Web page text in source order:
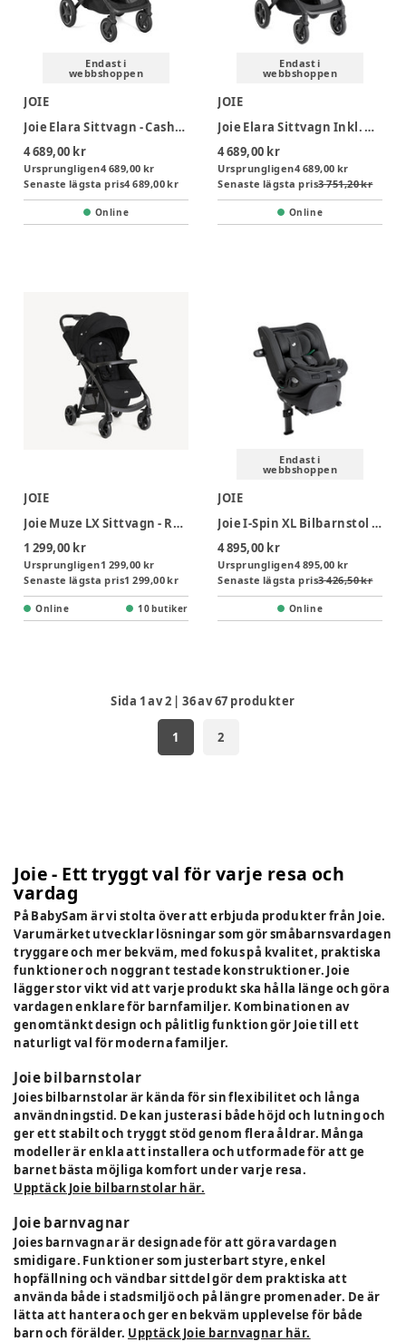
Endast i
webbshoppen
JOIE
Joie Elara Sittvagn - Cashew
4 689,00 kr
Ursprungligen4 689,00 kr
Senaste lägsta pris4 689,00 kr
Online
Endast i
webbshoppen
JOIE
Joie Elara Sittvagn Inkl. Regnskydd, Adapter & Väska - Raven
4 689,00 kr
Ursprungligen4 689,00 kr
Senaste lägsta pris3 751,20 kr
Online
JOIE
Joie Muze LX Sittvagn - Raven
1 299,00 kr
Ursprungligen1 299,00 kr
Senaste lägsta pris1 299,00 kr
Online 10 butiker
Endast i
webbshoppen
JOIE
Joie I-Spin XL Bilbarnstol - Ebony
4 895,00 kr
Ursprungligen4 895,00 kr
Senaste lägsta pris3 426,50 kr
Online
Sida 1av2 |36av67 produkter
1 2
Joie - Ett tryggt val för varje resa och
vardag
På BabySam är vi stolta över att erbjuda produkter från Joie.
Varumärket utvecklar lösningar som gör småbarnsvardagen
tryggare och mer bekväm, med fokus på kvalitet, praktiska
funktioner och noggrant testade konstruktioner. Joie
lägger stor vikt vid att varje produkt ska hålla länge och göra
vardagen enklare för barnfamiljer. Kombinationen av
genomtänkt design och pålitlig funktion gör Joie till ett
naturligt val för moderna familjer.
Joie bilbarnstolar
Joies bilbarnstolar är kända för sin flexibilitet och långa
användningstid. De kan justeras i både höjd och lutning och
ger ett stabilt och tryggt stöd genom flera åldrar. Många
modeller är enkla att installera och utformade för att ge
barnet bästa möjliga komfort under varje resa.
Upptäck Joie bilbarnstolar här.
Joie barnvagnar
Joies barnvagnar är designade för att göra vardagen
smidigare. Funktioner som justerbart styre, enkel
hopfällning och vändbar sittdel gör dem praktiska att
använda både i stadsmiljö och på längre promenader. De är
lätta att hantera och ger en bekväm upplevelse för både
barn och förälder. Upptäck Joie barnvagnar här.